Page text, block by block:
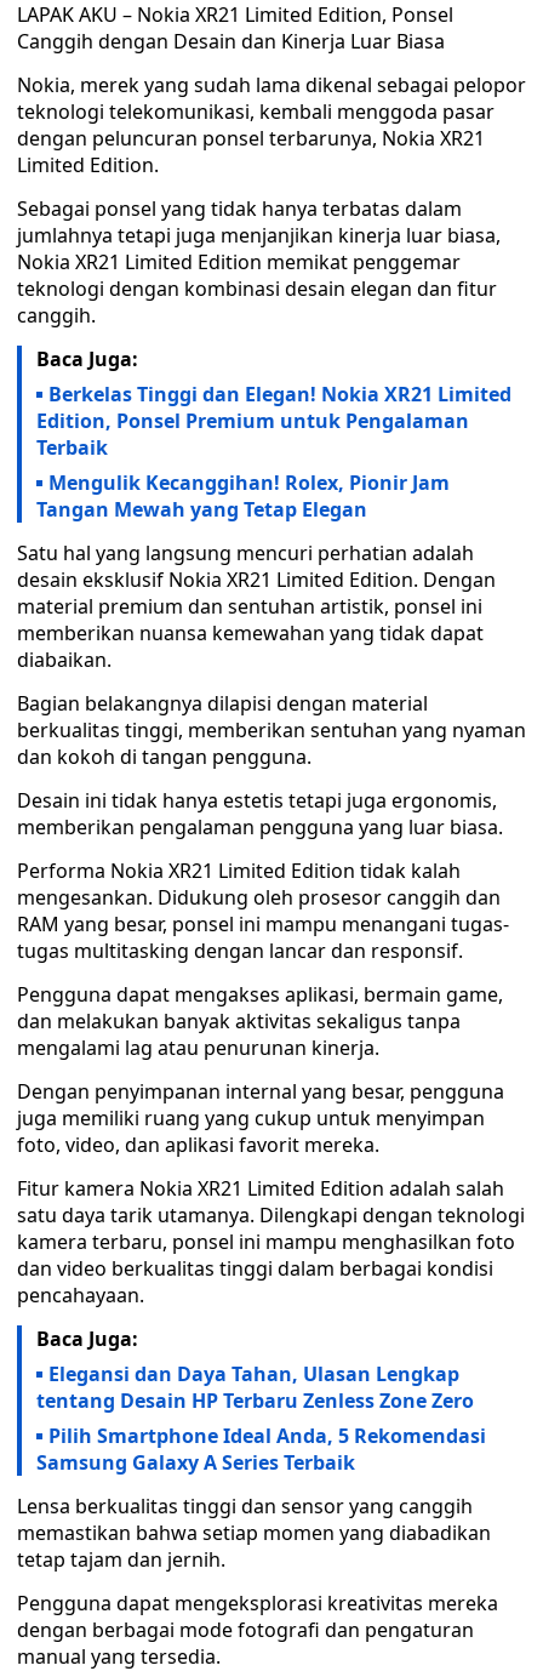
LAPAK AKU – Nokia XR21 Limited Edition, Ponsel
Canggih dengan Desain dan Kinerja Luar Biasa
Nokia, merek yang sudah lama dikenal sebagai pelopor
teknologi telekomunikasi, kembali menggoda pasar
dengan peluncuran ponsel terbarunya, Nokia XR21
Limited Edition.
Sebagai ponsel yang tidak hanya terbatas dalam
jumlahnya tetapi juga menjanjikan kinerja luar biasa,
Nokia XR21 Limited Edition memikat penggemar
teknologi dengan kombinasi desain elegan dan fitur
canggih.
Baca Juga:
Berkelas Tinggi dan Elegan! Nokia XR21 Limited
Edition, Ponsel Premium untuk Pengalaman
Terbaik
Mengulik Kecanggihan! Rolex, Pionir Jam
Tangan Mewah yang Tetap Elegan
Satu hal yang langsung mencuri perhatian adalah
desain eksklusif Nokia XR21 Limited Edition. Dengan
material premium dan sentuhan artistik, ponsel ini
memberikan nuansa kemewahan yang tidak dapat
diabaikan.
Bagian belakangnya dilapisi dengan material
berkualitas tinggi, memberikan sentuhan yang nyaman
dan kokoh di tangan pengguna.
Desain ini tidak hanya estetis tetapi juga ergonomis,
memberikan pengalaman pengguna yang luar biasa.
Performa Nokia XR21 Limited Edition tidak kalah
mengesankan. Didukung oleh prosesor canggih dan
RAM yang besar, ponsel ini mampu menangani tugas-
tugas multitasking dengan lancar dan responsif.
Pengguna dapat mengakses aplikasi, bermain game,
dan melakukan banyak aktivitas sekaligus tanpa
mengalami lag atau penurunan kinerja.
Dengan penyimpanan internal yang besar, pengguna
juga memiliki ruang yang cukup untuk menyimpan
foto, video, dan aplikasi favorit mereka.
Fitur kamera Nokia XR21 Limited Edition adalah salah
satu daya tarik utamanya. Dilengkapi dengan teknologi
kamera terbaru, ponsel ini mampu menghasilkan foto
dan video berkualitas tinggi dalam berbagai kondisi
pencahayaan.
Baca Juga:
Elegansi dan Daya Tahan, Ulasan Lengkap
tentang Desain HP Terbaru Zenless Zone Zero
Pilih Smartphone Ideal Anda, 5 Rekomendasi
Samsung Galaxy A Series Terbaik
Lensa berkualitas tinggi dan sensor yang canggih
memastikan bahwa setiap momen yang diabadikan
tetap tajam dan jernih.
Pengguna dapat mengeksplorasi kreativitas mereka
dengan berbagai mode fotografi dan pengaturan
manual yang tersedia.